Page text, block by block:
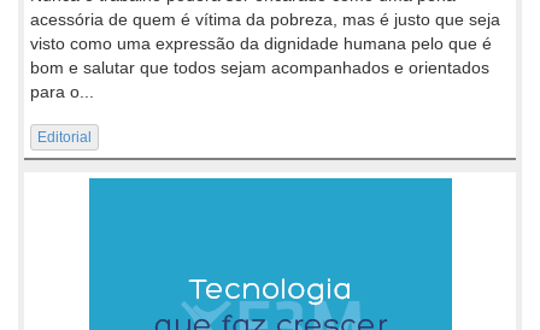
acessória de quem é vítima da pobreza, mas é justo que seja
visto como uma expressão da dignidade humana pelo que é
bom e salutar que todos sejam acompanhados e orientados
para o...
Editorial